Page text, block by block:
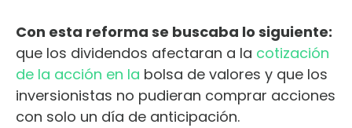
Con esta reforma se buscaba lo siguiente:
que los dividendos afectaran a la cotización
de la acción en la bolsa de valores y que los
inversionistas no pudieran comprar acciones
con solo un día de anticipación.